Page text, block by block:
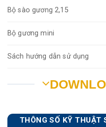
Bộ sào gương 2,15
Bộ gương mini
Sách hướng dẫn sử dụng
THÔNG SỐ KỸ THUẬT